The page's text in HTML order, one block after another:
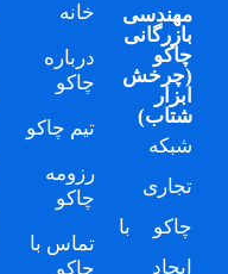
مهندسی
بازرگانی
چاکو
(چرخش
ابزار
شتاب)
شبکه
تجاری
چاکو با
ایجاد
خانه
درباره
چاکو
تیم چاکو
رزومه
چاکو
تماس با
چاکو